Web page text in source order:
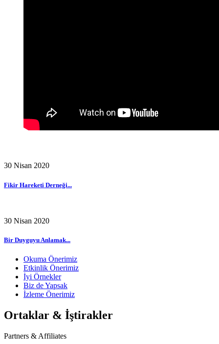
30 Nisan 2020
Fikir Hareketi Derneği...
30 Nisan 2020
Bir Duyguyu Anlamak...
Okuma Önerimiz
Etkinlik Önerimiz
İyi Örnekler
Biz de Yapsak
İzleme Önerimiz
Ortaklar & İştirakler
Partners & Affiliates